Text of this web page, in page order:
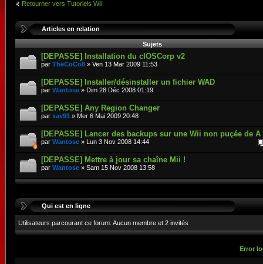
Retourner vers Tutoriels Wii
Articles en relation
Sujets
[DEPASSE] Installation du cIOSCorp v2
par TheCoCo8 » Ven 13 Mar 2009 11:53
[DEPASSE] Installer/désinstaller un fichier WAD
par Wantose » Dim 28 Déc 2008 01:19
[DEPASSE] Any Region Changer
par xav91 » Mer 6 Mai 2009 20:48
[DEPASSE] Lancer des backups sur une Wii non puçée de A
par Wantose » Lun 3 Nov 2008 14:44
[DEPASSE] Mettre à jour sa chaîne Mii !
par Wantose » Sam 15 Nov 2008 13:58
Qui est en ligne
Utilisateurs parcourant ce forum: Aucun membre et 2 invités
Error